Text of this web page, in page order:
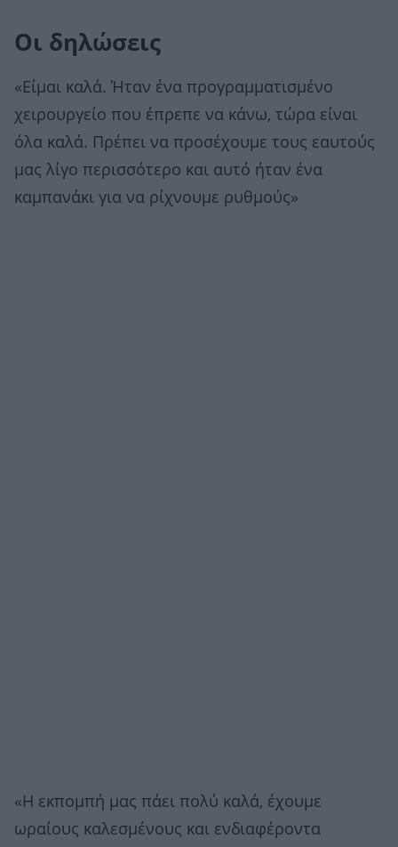
Οι δηλώσεις
«Είμαι καλά. Ήταν ένα προγραμματισμένο
χειρουργείο που έπρεπε να κάνω, τώρα είναι
όλα καλά. Πρέπει να προσέχουμε τους εαυτούς
μας λίγο περισσότερο και αυτό ήταν ένα
καμπανάκι για να ρίχνουμε ρυθμούς»
«Η εκπομπή μας πάει πολύ καλά, έχουμε
ωραίους καλεσμένους και ενδιαφέροντα